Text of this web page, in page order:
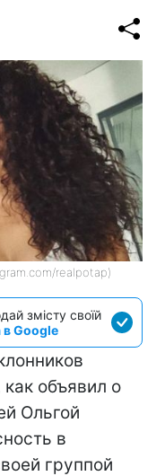
realpotap)
змісту своїй
в Google
как объявил о
Ольгой
в
группой